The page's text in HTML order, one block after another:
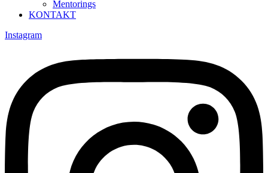
Mentorings
KONTAKT
Instagram